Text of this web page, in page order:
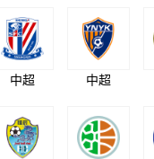
中超 中超